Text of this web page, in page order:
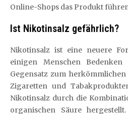
Online-Shops das Produkt
Ist Nikotinsalz gefährlich?
Nikotinsalz ist eine neuere
einigen Menschen
Gegensatz zum
Zigaretten und
Nikotinsalz durch die
organischen Säure